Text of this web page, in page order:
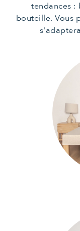
tendances :
bouteille. Vous